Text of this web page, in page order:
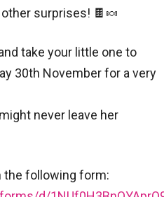
surprises! 🍫🍬
take your little one to
30th November for a very
never leave her
the following form: